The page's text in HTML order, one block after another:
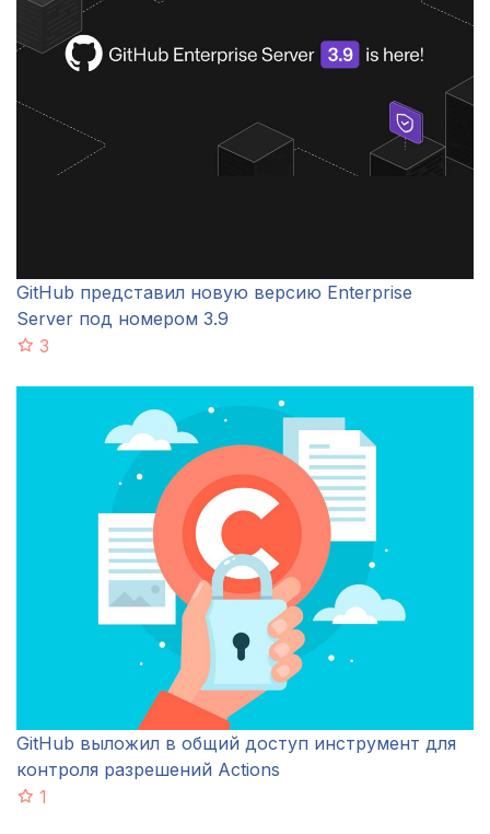
GitHub представил новую версию Enterprise
Server под номером 3.9
3
GitHub выложил в общий доступ инструмент для
контроля разрешений Actions
1